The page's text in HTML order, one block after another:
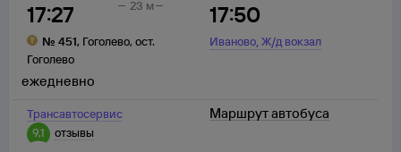
17:27
№ 451, Гоголево, ост.
Гоголево
17:50
Иваново,Ж/д вокзал
23 м
Трансавтосервис
9,1
отзывы
ежедневно
Маршрут автобуса